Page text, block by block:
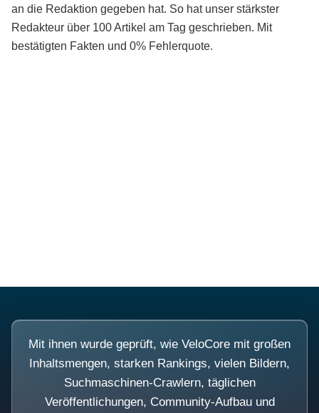
an die Redaktion gegeben hat. So hat unser stärkster
Redakteur über 100 Artikel am Tag geschrieben. Mit
bestätigten Fakten und 0% Fehlerquote.
Mit ihnen wurde geprüft, wie VeloCore mit großen
Inhaltsmengen, starken Rankings, vielen Bildern,
Suchmaschinen-Crawlern, täglichen
Veröffentlichungen, Community-Aufbau und